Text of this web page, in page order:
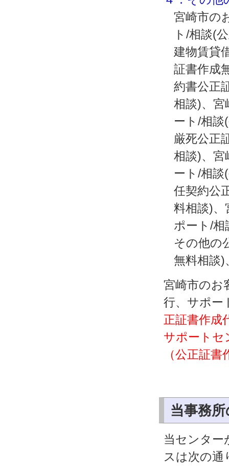
宮崎市の
ト/相談(
建物賃貸
証書作成
約書公正
相談)、宮
ート/相談
厳死公正
相談)、宮
ート/相談
任契約公
料相談)、
ポート/相
その他の
無料相談
宮崎市のお
行、サポー
正証書作成
サポートセ
（公正証
当事務
当センター
スは次の通